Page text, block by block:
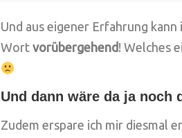
Und aus eigener Erfahrung
Wort vorübergehend! Welches
Und dann wäre da ja noch
Zudem erspare ich mir diesmal